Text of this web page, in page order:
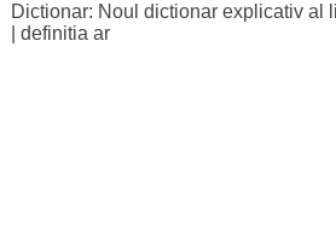
Dictionar: Noul dictionar explicativ al
definitia ar